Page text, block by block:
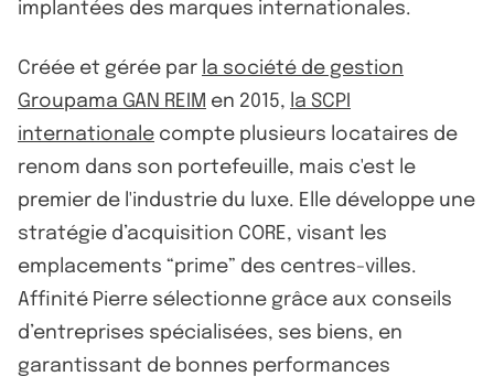
implantées des marques internationales.
Créée et gérée par la société de gestion
Groupama GAN REIM en 2015, la SCPI
internationale compte plusieurs locataires de
renom dans son portefeuille, mais c'est le
premier de l'industrie du luxe. Elle développe une
stratégie d’acquisition CORE, visant les
emplacements “prime” des centres-villes.
Affinité Pierre sélectionne grâce aux conseils
d’entreprises spécialisées, ses biens, en
garantissant de bonnes performances